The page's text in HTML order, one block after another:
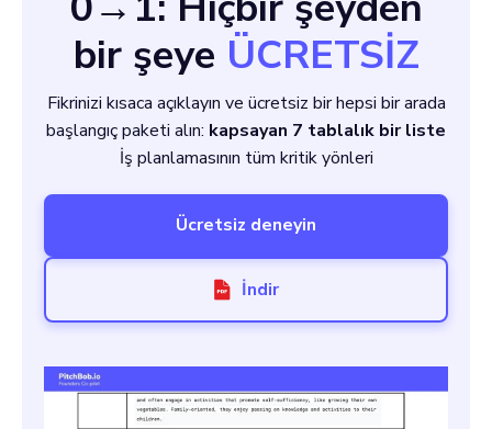
bir şeye ÜCRETSİZ
Fikrinizi kısaca açıklayın ve ücretsiz bir hepsi bir arada
başlangıç paketi alın: kapsayan 7 tablalık bir liste
İş planlamasının tüm kritik yönleri
Ücretsiz deneyin
İndir